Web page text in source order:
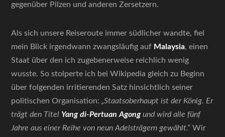
gegenüber Pilzen und anderen Zersetzern.
Als sich unsere Reiseroute immer südlicher wandte, fiel
mein Blick irgendwann zwangsläufig auf Malaysia, einen
Staat über den ich zugebenerweise reichlich wenig
wusste. So stolperte ich bei Wikipedia gleich zu Beginn
über folgenden irritierenden Satz hinsichtlich seiner
politischen Organisation:„Staatsoberhaupt ist der König. Er
trägt den Titel Yang di-Pertuan Agongund wird alle fünf
Jahre aus einer Reihe von neun Adelsträgern gewählt.“ Wir